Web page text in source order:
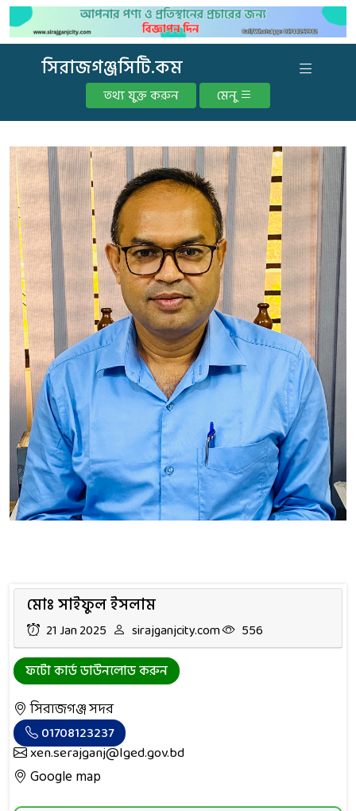
সিরাজগঞ্জসিটি.কম
তথ্য যুক্ত করুন মেনু
মোঃ সাইফুল ইসলাম
21 Jan 2025 sirajganjcity.com 556
ফটো কার্ড ডাউনলোড করুন
সিরাজগঞ্জ সদর
01708123237
xen.serajganj@lged.gov.bd
Google map